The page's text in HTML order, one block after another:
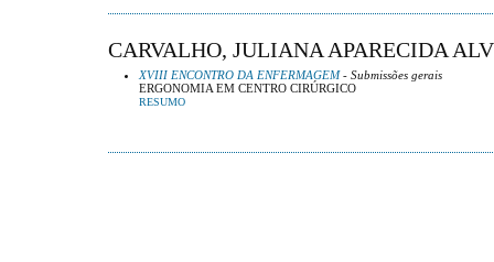
CARVALHO, JULIANA APARECIDA
XVIII ENCONTRO DA ENFERMAGEM- Submissões gerais
ERGONOMIA EM CENTRO CIRÚRGICO
RESUMO